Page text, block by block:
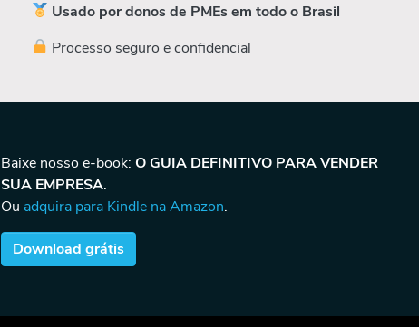
Usado por donos de PMEs em todo o Brasil
Processo seguro e confidencial
Baixe nosso e-book: O GUIA DEFINITIVO PARA VENDER
SUA EMPRESA.
Ou adquira para Kindle na Amazon.
Download grátis